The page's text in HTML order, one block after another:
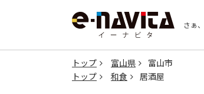
さぁ
トップ 富山県
富山市
トップ
和食 居酒屋